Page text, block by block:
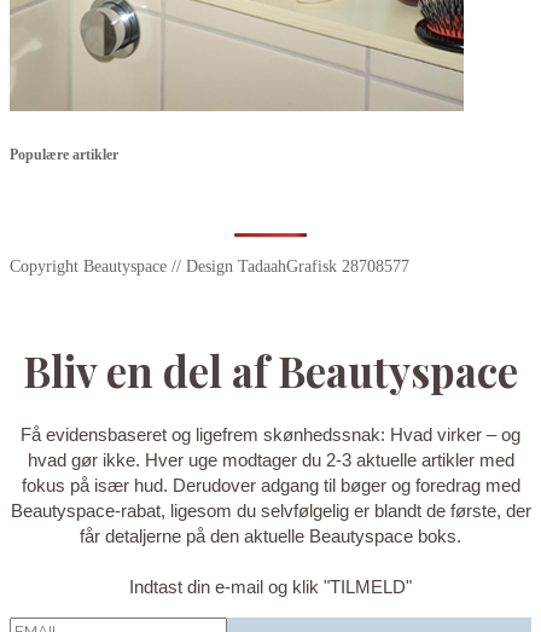
Populære artikler
Copyright Beautyspace // Design TadaahGrafisk 28708577
Bliv en del af Beautyspace
Få evidensbaseret og ligefrem skønhedssnak: Hvad virker – og
hvad gør ikke. Hver uge modtager du 2-3 aktuelle artikler med
fokus på især hud. Derudover adgang til bøger og foredrag med
Beautyspace-rabat, ligesom du selvfølgelig er blandt de første, der
får detaljerne på den aktuelle Beautyspace boks.
Indtast din e-mail og klik "TILMELD"